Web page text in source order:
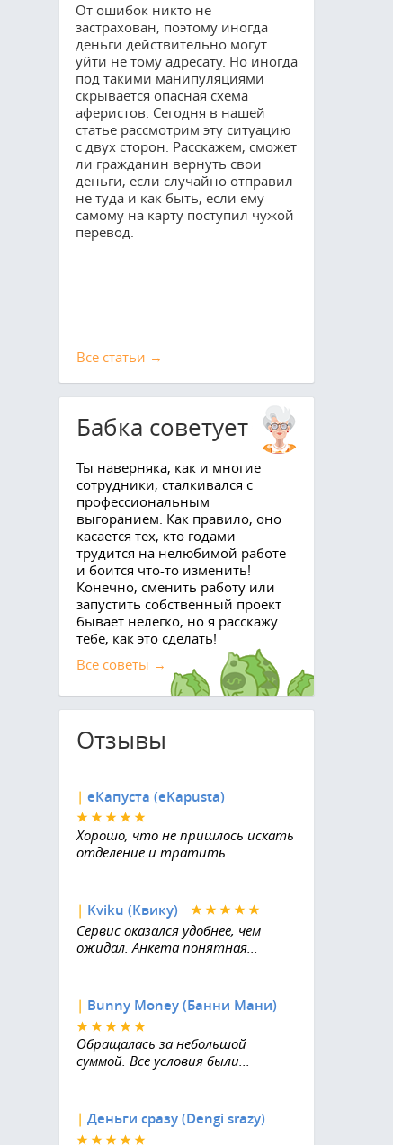
От ошибок никто не
застрахован, поэтому иногда
деньги действительно могут
уйти не тому адресату. Но иногда
под такими манипуляциями
скрывается опасная схема
аферистов. Сегодня в нашей
статье рассмотрим эту ситуацию
с двух сторон. Расскажем, сможет
ли гражданин вернуть свои
деньги, если случайно отправил
не туда и как быть, если ему
самому на карту поступил чужой
перевод.
Все cтатьи →
Бабка советует
Ты наверняка, как и многие
сотрудники, сталкивался с
профессиональным
выгоранием. Как правило, оно
касается тех, кто годами
трудится на нелюбимой работе
и боится что-то изменить!
Конечно, сменить работу или
запустить собственный проект
бывает нелегко, но я расскажу
тебе, как это сделать!
Все советы →
Отзывы
| еКапуста (eKapusta)
Хорошо, что не пришлось искать
отделение и тратить...
| Kviku (Квику)
Сервис оказался удобнее, чем
ожидал. Анкета понятная...
| Bunny Money (Банни Мани)
Обращалась за небольшой
суммой. Все условия были...
| Деньги сразу (Dengi srazy)